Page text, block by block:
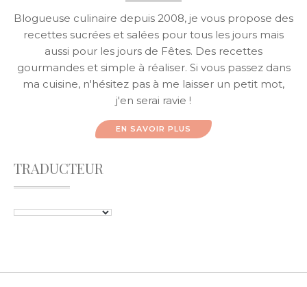
Blogueuse culinaire depuis 2008, je vous propose des
recettes sucrées et salées pour tous les jours mais
aussi pour les jours de Fêtes. Des recettes
gourmandes et simple à réaliser. Si vous passez dans
ma cuisine, n'hésitez pas à me laisser un petit mot,
j'en serai ravie !
EN SAVOIR PLUS
TRADUCTEUR